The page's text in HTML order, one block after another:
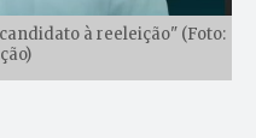
à reeleição" (Foto: